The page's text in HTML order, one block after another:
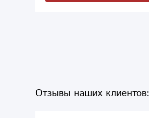
Отзывы наших клиентов: